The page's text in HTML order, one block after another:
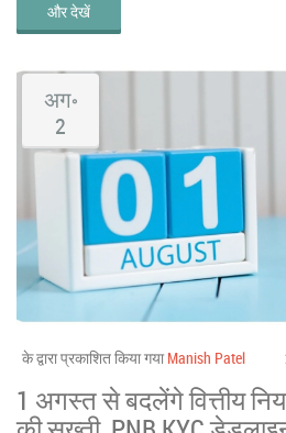
और देखें
अग॰
2
के द्वारा प्रकाशित किया गया Manish Patel
1 अगस्त से बदलेंगे वित्तीय